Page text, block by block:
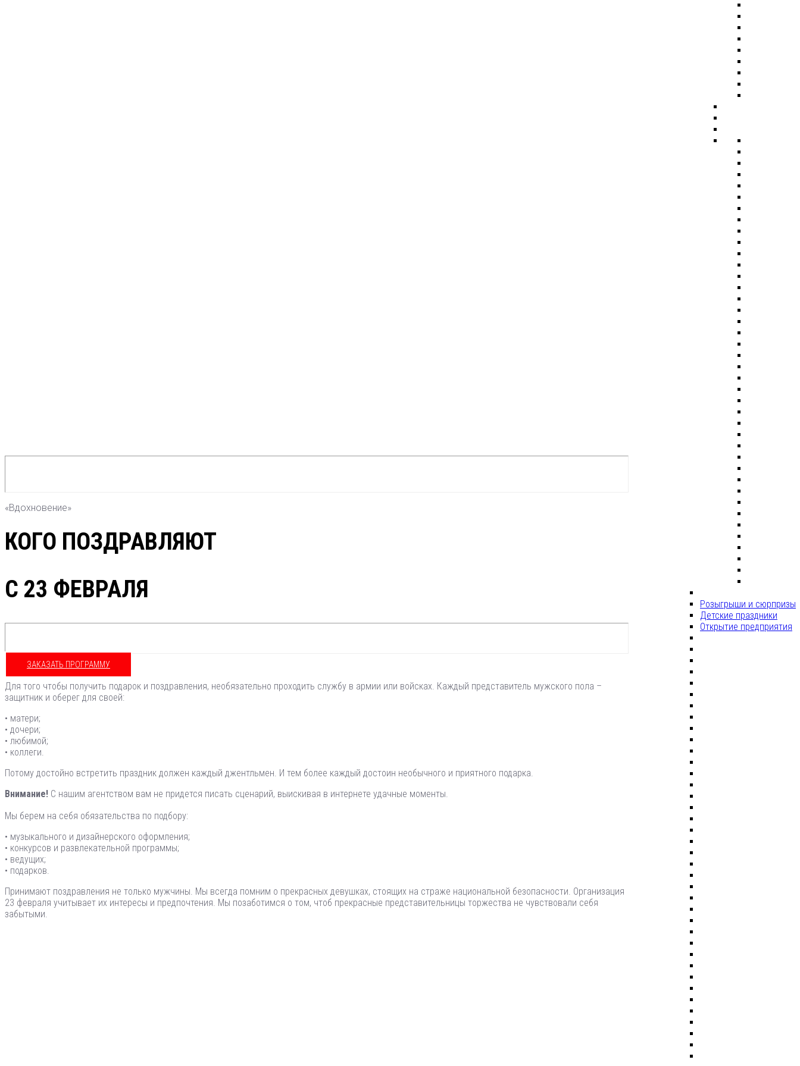
Розыгрыши и сюрпризы
Детские праздники
Открытие предприятия
«Вдохновение»
КОГО ПОЗДРАВЛЯЮТ
С 23 ФЕВРАЛЯ
ЗАКАЗАТЬ ПРОГРАММУ
Для того чтобы получить подарок и поздравления, необязательно проходить службу в армии или войсках. Каждый представитель мужского пола –
защитник и оберег для своей:
• матери;
• дочери;
• любимой;
• коллеги.
Потому достойно встретить праздник должен каждый джентльмен. И тем более каждый достоин необычного и приятного подарка.
Внимание! С нашим агентством вам не придется писать сценарий, выискивая в интернете удачные моменты.
Мы берем на себя обязательства по подбору:
• музыкального и дизайнерского оформления;
• конкурсов и развлекательной программы;
• ведущих;
• подарков.
Принимают поздравления не только мужчины. Мы всегда помним о прекрасных девушках, стоящих на страже национальной безопасности. Организация
23 февраля учитывает их интересы и предпочтения. Мы позаботимся о том, чтоб прекрасные представительницы торжества не чувствовали себя
забытыми.